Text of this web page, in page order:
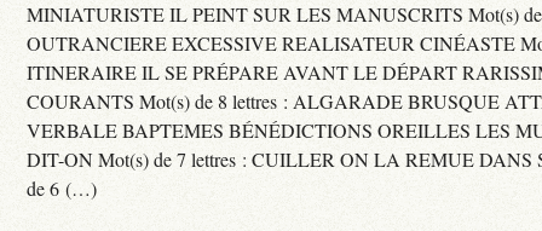
MINIATURISTE IL PEINT SUR LES MANUSCRITS Mot(s) de
OUTRANCIERE EXCESSIVE REALISATEUR CINÉASTE
ITINERAIRE IL SE PRÉPARE AVANT LE DÉPART
COURANTS Mot(s) de 8 lettres : ALGARADE BRUSQUE
VERBALE BAPTEMES BÉNÉDICTIONS OREILLES LES
DIT-ON Mot(s) de 7 lettres : CUILLER ON LA REMUE DANS
de 6 (…)